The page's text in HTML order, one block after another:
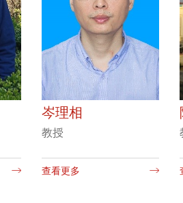
岑理相
教授
查看更多